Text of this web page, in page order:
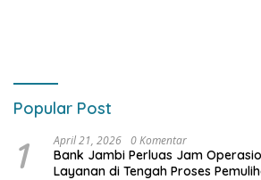
Popular Post
1 April 21, 2026 0 Komentar
Bank Jambi Perluas Jam
Layanan di Tengah Proses